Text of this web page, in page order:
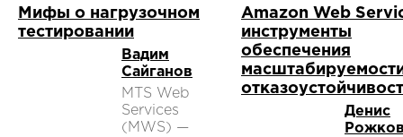
Мифы о нагрузочном
тестировании
Вадим
Сайганов
MTS Web
Services
(MWS) —
Amazon Web
инструменты
обеспечения
Денис